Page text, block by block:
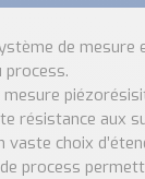
de mesure
process.
mesure
résistance aux
vaste choix
process